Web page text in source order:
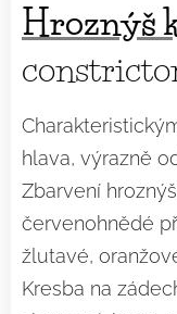
Hroznýš
hlava, výrazně
Zbarvení
červenohnědé
žlutavé,
Kresba na